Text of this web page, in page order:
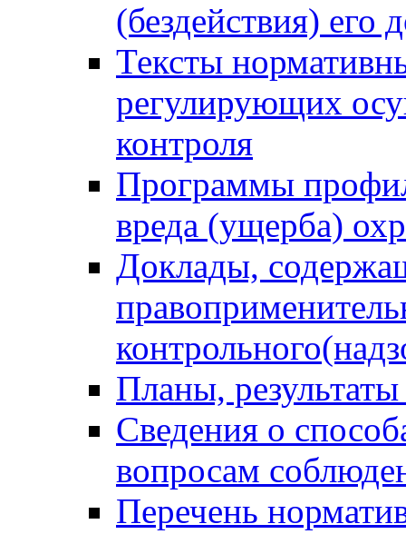
(бездействия)
Тексты
регулирующих
контроля
Программы
вреда (ущерба)
Доклады,
Планы,
Сведения о
вопросам
Перечень